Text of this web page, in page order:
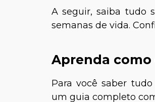
A seguir, saiba tudo
semanas de vida.
Aprenda
Para você saber
um guia completo